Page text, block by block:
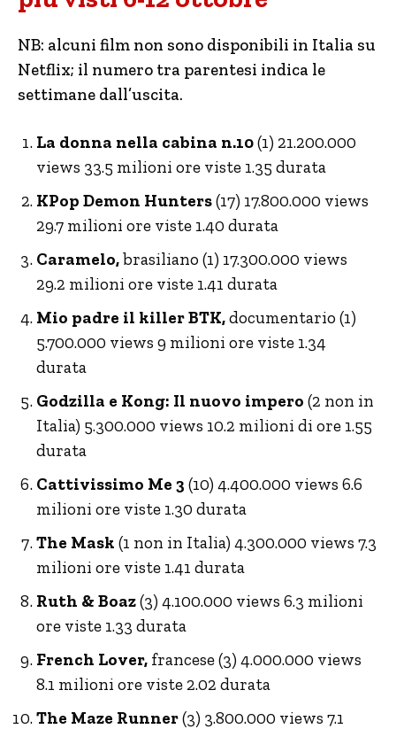
NB: alcuni film non sono disponibili in Italia su
Netflix; il numero tra parentesi indica le
settimane dall’uscita.
La donna nella cabina n.10(1) 21.200.000
views 33.5 milioni ore viste 1.35 durata
KPop Demon Hunters(17) 17.800.000 views
29.7 milioni ore viste 1.40 durata
Caramelo,brasiliano (1) 17.300.000 views
29.2 milioni ore viste 1.41 durata
Mio padre il killer BTK,documentario (1)
5.700.000 views 9 milioni ore viste 1.34
durata
Godzilla e Kong: Il nuovo impero (2 non in
Italia) 5.300.000 views 10.2 milioni di ore 1.55
durata
Cattivissimo Me 3 (10) 4.400.000 views 6.6
milioni ore viste 1.30 durata
The Mask (1 non in Italia) 4.300.000 views 7.3
milioni ore viste 1.41 durata
Ruth & Boaz(3) 4.100.000 views 6.3 milioni
ore viste 1.33 durata
French Lover, francese (3) 4.000.000 views
8.1 milioni ore viste 2.02 durata
The Maze Runner(3) 3.800.000 views 7.1